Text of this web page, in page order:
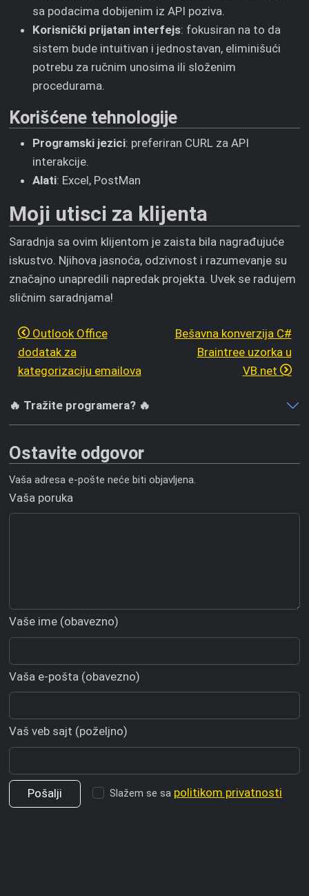
sa podacima dobijenim iz API poziva.
Korisnički prijatan interfejs: fokusiran na to da
sistem bude intuitivan i jednostavan, eliminišući
potrebu za ručnim unosima ili složenim
procedurama.
Korišćene tehnologije
Programski jezici: preferiran CURL za API
interakcije.
Alati: Excel, PostMan
Moji utisci za klijenta
Saradnja sa ovim klijentom je zaista bila nagrađujuće
iskustvo. Njihova jasnoća, odzivnost i razumevanje su
značajno unapredili napredak projekta. Uvek se radujem
sličnim saradnjama!
Outlook Office
dodatak za
kategorizaciju emailova
Bešavna konverzija C#
Braintree uzorka u
VB.net
🔥 Tražite programera? 🔥
Ostavite odgovor
Vaša adresa e-pošte neće biti objavljena.
Vaša poruka
Vaše ime (obavezno)
Vaša e-pošta (obavezno)
Vaš veb sajt (poželjno)
Slažem se sa politikom privatnosti